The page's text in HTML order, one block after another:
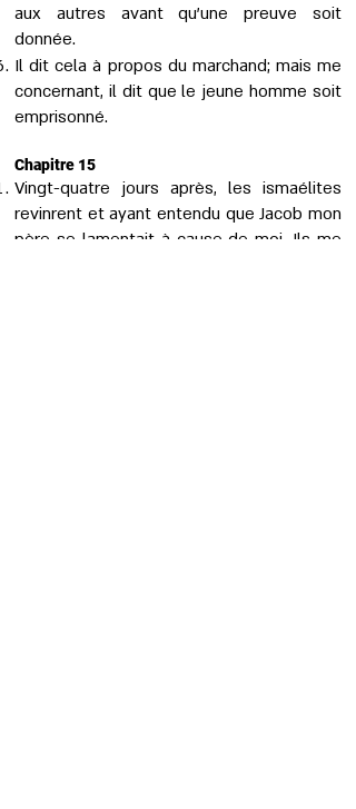
aux autres avant qu’une preuve soit
donnée.
Il dit cela à propos du marchand; mais me
concernant, il dit que le jeune homme soit
emprisonné.
Chapitre 15
Vingt-quatre jours après, les ismaélites
revinrent et ayant entendu que Jacob mon
père se lamentait à cause de moi. Ils me